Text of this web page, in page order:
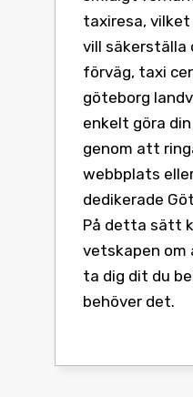
taxiresa,
vill säkerställa
förväg, taxi
göteborg
enkelt göra
genom att
webbplats
dedikerade
På detta sätt
vetskapen
ta dig dit du
behöver det.